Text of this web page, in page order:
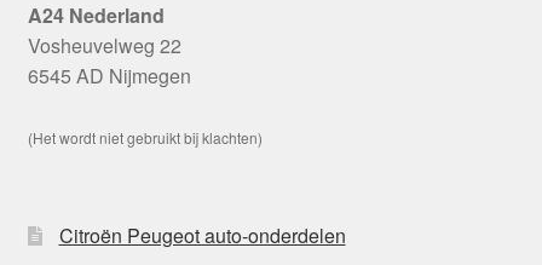
A24 Nederland
Vosheuvelweg 22
6545 AD Nijmegen
(Het wordt niet gebruikt bij klachten)
Citroën Peugeot auto-onderdelen